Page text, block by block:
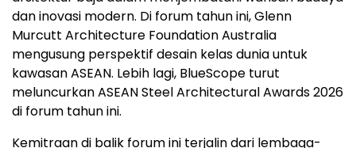
dan inovasi modern. Di forum tahun ini, Glenn
Murcutt Architecture Foundation Australia
mengusung perspektif desain kelas dunia untuk
kawasan ASEAN. Lebih lagi, BlueScope turut
meluncurkan ASEAN Steel Architectural Awards 2026
di forum tahun ini.
Kemitraan di balik forumini terjalin dari lembaga-